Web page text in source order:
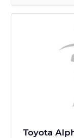
Toyota